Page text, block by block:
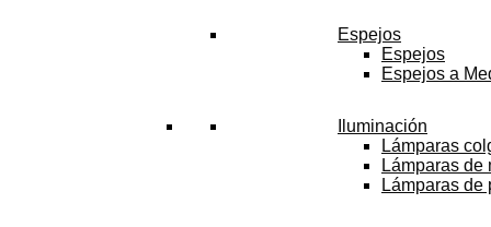
Espejos
Espejos
Espejos a
Iluminación
Lámparas
Lámparas de
Lámparas de